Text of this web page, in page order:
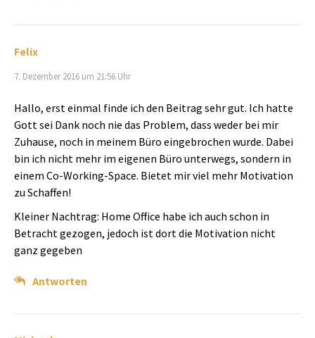
Felix
7. Dezember 2016 um 21:56 Uhr
Hallo, erst einmal finde ich den Beitrag sehr gut. Ich hatte
Gott sei Dank noch nie das Problem, dass weder bei mir
Zuhause, noch in meinem Büro eingebrochen wurde. Dabei
bin ich nicht mehr im eigenen Büro unterwegs, sondern in
einem Co-Working-Space. Bietet mir viel mehr Motivation
zu Schaffen!
Kleiner Nachtrag: Home Office habe ich auch schon in
Betracht gezogen, jedoch ist dort die Motivation nicht
ganz gegeben
Antworten